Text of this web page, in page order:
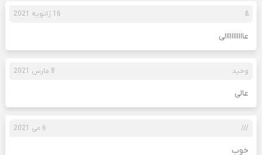
& 16 ژانویه 2021
عاااااااااالی
وحید 8 مارس 2021
عالی‌
/// 6 می 2021
خوب